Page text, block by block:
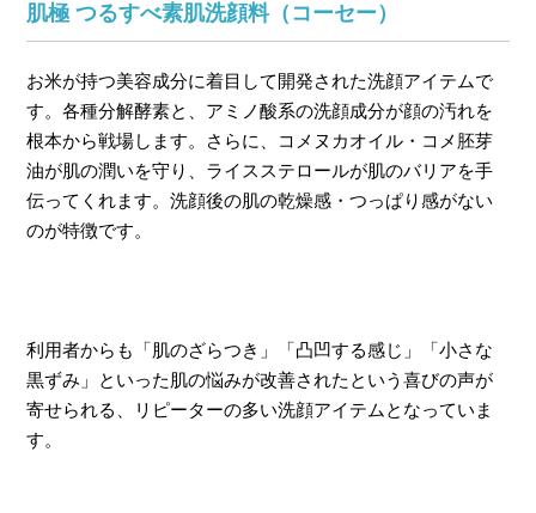
肌極 つるすべ素肌洗顔料（コーセー）
お米が持つ美容成分に着目して開発された洗顔アイテムで
す。各種分解酵素と、アミノ酸系の洗顔成分が顔の汚れを
根本から戦場します。さらに、コメヌカオイル・コメ胚芽
油が肌の潤いを守り、ライスステロールが肌のバリアを手
伝ってくれます。洗顔後の肌の乾燥感・つっぱり感がない
のが特徴です。
利用者からも「肌のざらつき」「凸凹する感じ」「小さな
黒ずみ」といった肌の悩みが改善されたという喜びの声が
寄せられる、リピーターの多い洗顔アイテムとなっていま
す。